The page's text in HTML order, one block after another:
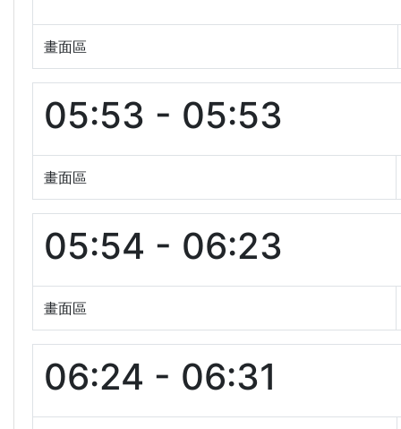
畫面區
05:53 - 05:53
畫面區
05:54 - 06:23
畫面區
06:24 - 06:31